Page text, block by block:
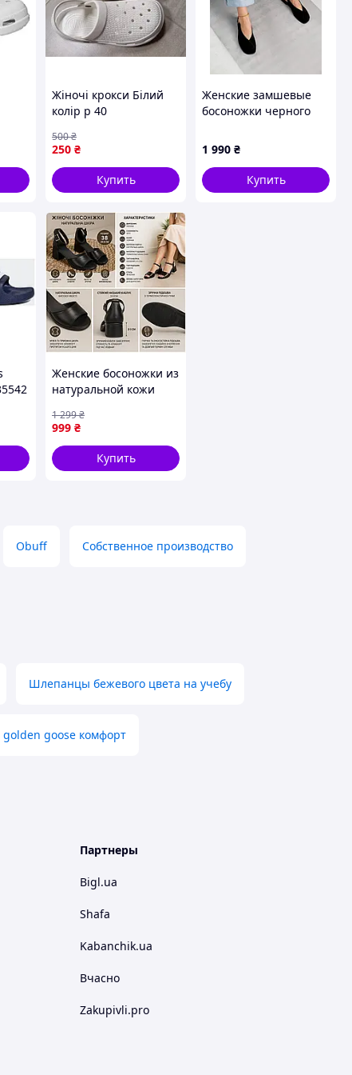
Жіночі крокси Білий
колір р 40
250 ₴
500₴
Купить
Женские замшевые
босоножки черного
пяткой
1 990 ₴
Купить
Женские босоножки из
натуральной кожи
размер 38, 24,5 см
999 ₴
1 299₴
Купить
Obuff Собственное производство
Шлепанцы бежевого цвета на учебу
golden goose комфорт
Партнеры
Bigl.ua
Shafa
Kabanchik.ua
Вчасно
Zakupivli.pro